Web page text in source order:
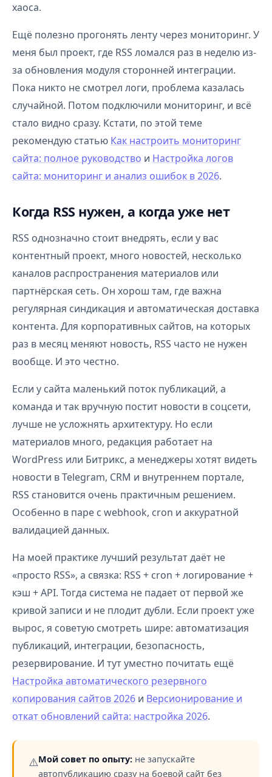
хаоса.
Ещё полезно прогонять ленту через мониторинг. У
меня был проект, где RSS ломался раз в неделю из-
за обновления модуля сторонней интеграции.
Пока никто не смотрел логи, проблема казалась
случайной. Потом подключили мониторинг, и всё
стало видно сразу. Кстати, по этой теме
рекомендую статью Как настроить мониторинг
сайта: полное руководство и Настройка логов
сайта: мониторинг и анализ ошибок в 2026.
Когда RSS нужен, а когда уже нет
RSS однозначно стоит внедрять, если у вас
контентный проект, много новостей, несколько
каналов распространения материалов или
партнёрская сеть. Он хорош там, где важна
регулярная синдикация и автоматическая доставка
контента. Для корпоративных сайтов, на которых
раз в месяц меняют новость, RSS часто не нужен
вообще. И это честно.
Если у сайта маленький поток публикаций, а
команда и так вручную постит новости в соцсети,
лучше не усложнять архитектуру. Но если
материалов много, редакция работает на
WordPress или Битрикс, а менеджеры хотят видеть
новости в Telegram, CRM и внутреннем портале,
RSS становится очень практичным решением.
Особенно в паре с webhook, cron и аккуратной
валидацией данных.
На моей практике лучший результат даёт не
«просто RSS», а связка: RSS + cron + логирование +
кэш + API. Тогда система не падает от первой же
кривой записи и не плодит дубли. Если проект уже
вырос, я советую смотреть шире: автоматизация
публикаций, интеграции, безопасность,
резервирование. И тут уместно почитать ещё
Настройка автоматического резервного
копирования сайтов 2026 и Версионирование и
откат обновлений сайта: настройка 2026.
⚠️Мой совет по опыту: не запускайте
автопубликацию сразу на боевой сайт без